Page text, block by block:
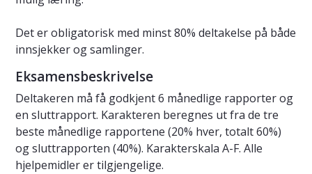
Det er obligatorisk med minst 80% deltakelse på både
innsjekker og samlinger.
Eksamensbeskrivelse
Deltakeren må få godkjent 6 månedlige rapporter og
en sluttrapport. Karakteren beregnes ut fra de tre
beste månedlige rapportene (20% hver, totalt 60%)
og sluttrapporten (40%). Karakterskala A-F. Alle
hjelpemidler er tilgjengelige.